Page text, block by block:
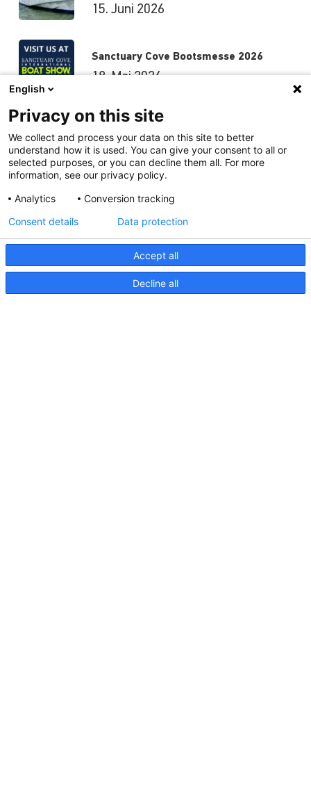
15. Juni 2026
Sanctuary Cove Bootsmesse 2026
18. Mai 2026
Hutchwilco-Bootsmesse 2026
8. Mai 2026
Aktualisierte Hella marine
31. März 2026
English
Privacy on this site
We collect and process your data on this site to better
understand how it is used. You can give your consent to all or
selected purposes, or you can decline them all. For more
information, see our privacy policy.
Analytics
Conversion tracking
Accept all
Decline all
Consent details Data protection